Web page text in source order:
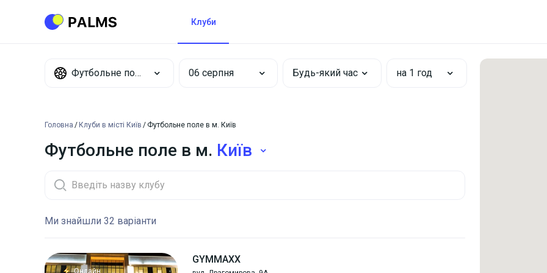
Клуби
Футбольне поле Будь-який час на 1 год
Головна Клуби в місті Київ Футбольне поле в м. Київ
Футбольне поле в м. Київ
Ми знайшли 32 варіанти
Онлайн
GYMMAXX